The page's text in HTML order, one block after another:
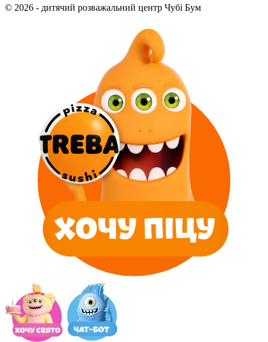
© 2026 - дитячий розважальний центр Чубі Бум